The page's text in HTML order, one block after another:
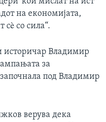
на економијата,
со сила“.
историчар Владимир
за
под Владимир
верува дека